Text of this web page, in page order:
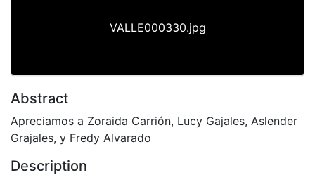
VALLE000330.jpg
Abstract
Apreciamos a Zoraida Carrión, Lucy Gajales, Aslender
Grajales, y Fredy Alvarado
Description